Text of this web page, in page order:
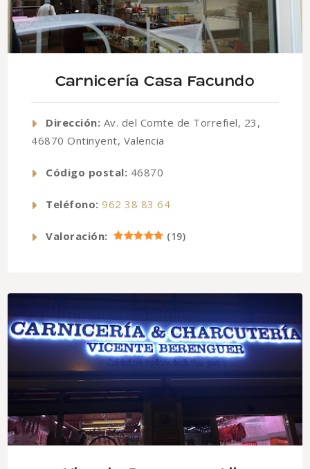
Carnicería Casa Facundo
Dirección: Av. del Comte de Torrefiel, 23,
46870 Ontinyent, Valencia
Código postal: 46870
Teléfono: 962 38 83 64
Valoración: (19)